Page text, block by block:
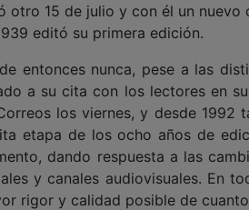
otro 15 de julio y con él un nuevo
editó su primera edición.
entonces nunca, pese a las
a su cita con los lectores en
los viernes, y desde 1992
etapa de los ocho años de
dando respuesta a las
y canales audiovisuales. En
rigor y calidad posible de